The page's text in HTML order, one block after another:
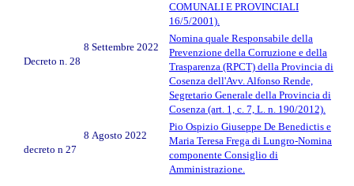
COMUNALI E PROVINCIALI
16/5/2001).
Decreto n. 28
8 Settembre 2022
Nomina quale Responsabile della
Prevenzione della Corruzione e della
Trasparenza (RPCT) della Provincia di
Cosenza dell'Avv. Alfonso Rende,
Segretario Generale della Provincia di
Cosenza (art. 1, c. 7, L. n. 190/2012).
decreto n 27
8 Agosto 2022
Pio Ospizio Giuseppe De Benedictis e
Maria Teresa Frega di Lungro-Nomina
componente Consiglio di
Amministrazione.